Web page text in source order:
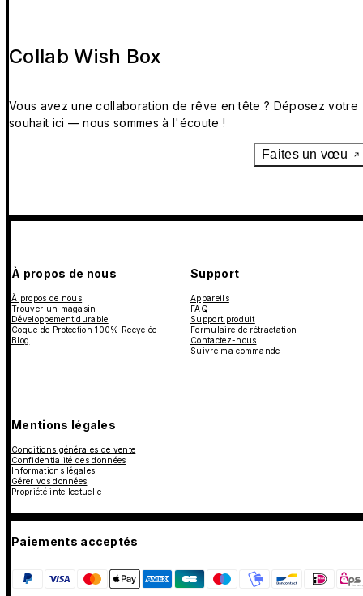
Collab Wish Box
Vous avez une collaboration de rêve en tête ? Déposez votre
souhait ici — nous sommes à l'écoute !
Faites un vœu
À propos de nous
À propos de nous
Trouver un magasin
Développement durable
Coque de Protection 100% Recyclée
Blog
Support
Appareils
FAQ
Support produit
Formulaire de rétractation
Contactez-nous
Suivre ma commande
Mentions légales
Conditions générales de vente
Confidentialité des données
Informations légales
Gérer vos données
Propriété intellectuelle
Paiements acceptés